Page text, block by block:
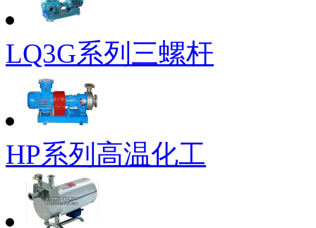
LQ3G系列三螺杆
HP系列高温化工